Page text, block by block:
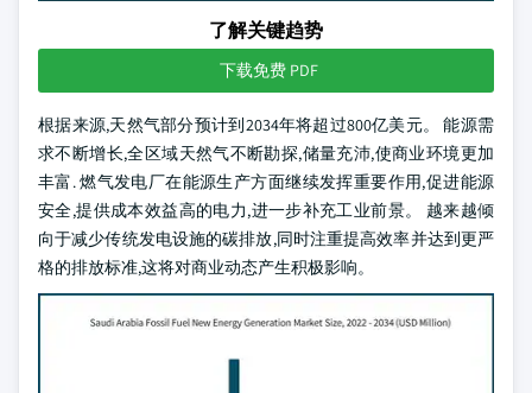
了解关键趋势
下载免费 PDF
根据来源,天然气部分预计到2034年将超过800亿美元。 能源需
求不断增长,全区域天然气不断勘探,储量充沛,使商业环境更加
丰富. 燃气发电厂在能源生产方面继续发挥重要作用,促进能源
安全,提供成本效益高的电力,进一步补充工业前景。 越来越倾
向于减少传统发电设施的碳排放,同时注重提高效率并达到更严
格的排放标准,这将对商业动态产生积极影响。